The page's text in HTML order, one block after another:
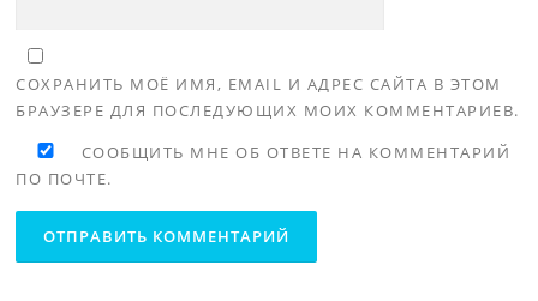
СОХРАНИТЬ МОЁ ИМЯ, EMAIL И АДРЕС САЙТА В ЭТОМ
БРАУЗЕРЕ ДЛЯ ПОСЛЕДУЮЩИХ МОИХ КОММЕНТАРИЕВ.
СООБЩИТЬ МНЕ ОБ ОТВЕТЕ НА КОММЕНТАРИЙ
ПО ПОЧТЕ.